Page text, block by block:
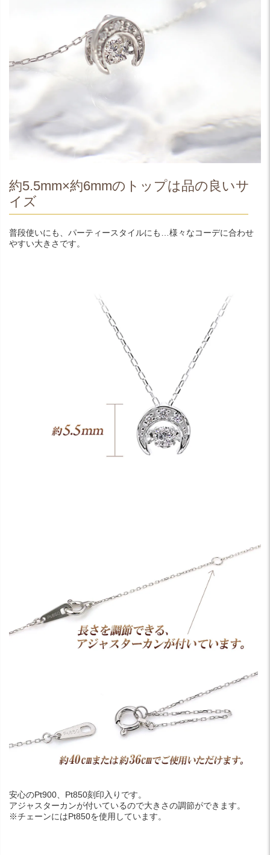
約5.5mm×約6mmのトップは品の良いサ
イズ
普段使いにも、パーティースタイルにも…様々なコーデに合わせ
やすい大きさです。
安心のPt900、Pt850刻印入りです。
アジャスターカンが付いているので大きさの調節ができます。
※チェーンにはPt850を使用しています。